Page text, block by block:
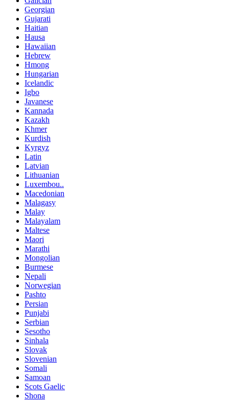
Georgian
Gujarati
Haitian
Hausa
Hawaiian
Hebrew
Hmong
Hungarian
Icelandic
Igbo
Javanese
Kannada
Kazakh
Khmer
Kurdish
Kyrgyz
Latin
Latvian
Lithuanian
Luxembou..
Macedonian
Malagasy
Malay
Malayalam
Maltese
Maori
Marathi
Mongolian
Burmese
Nepali
Norwegian
Pashto
Persian
Punjabi
Serbian
Sesotho
Sinhala
Slovak
Slovenian
Somali
Samoan
Scots Gaelic
Shona